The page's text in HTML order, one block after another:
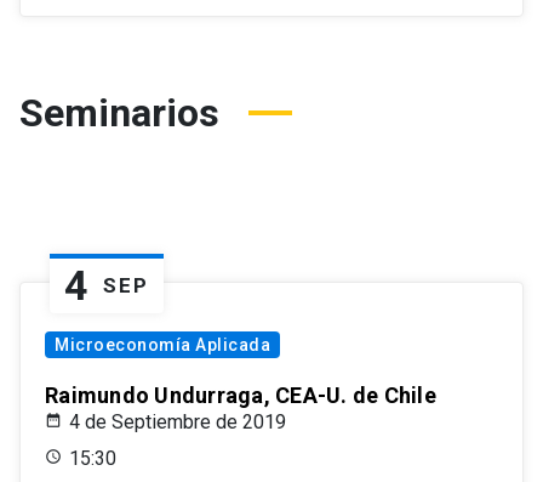
Seminarios
4 SEP
Microeconomía Aplicada
Raimundo Undurraga, CEA-U. de Chile
4 de Septiembre de 2019
15:30